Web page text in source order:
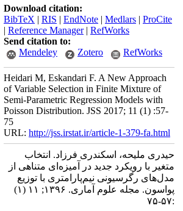
Download citation:
BibTeX | RIS | EndNote | Medlars | ProCite
| Reference Manager| RefWorks
Send citation to:
Mendeley
Zotero RefWorks
Heidari M, Eskandari F. A New Approach
of Variable Selection in Finite Mixture of
Semi-Parametric Regression Models with
Poisson Distribution. JSS 2017; 11 (1) :57-
75
URL: http://jss.irstat.ir/article-1-379-fa.html
حیدری ملیحه، اسکندری فرزاد. انتخاب
متغیر با رویکرد جدید در آمیزه‌ای متناهی از
مدل‌های رگرسیونی نیم‌پارامتری با توزیع
پواسون. مجله علوم آماری. ۱۳۹۶; ۱۱ (۱)
:۵۷-۷۵